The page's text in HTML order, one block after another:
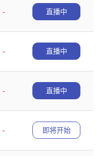
-
直播中
-
直播中
-
直播中
-
即将开始